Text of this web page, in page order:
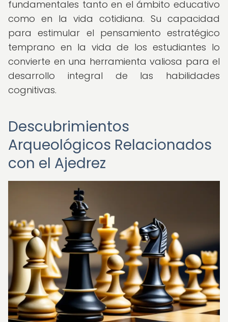
fundamentales tanto en el ámbito educativo
como en la vida cotidiana. Su capacidad
para estimular el pensamiento estratégico
temprano en la vida de los estudiantes lo
convierte en una herramienta valiosa para el
desarrollo integral de las habilidades
cognitivas.
Descubrimientos
Arqueológicos Relacionados
con el Ajedrez